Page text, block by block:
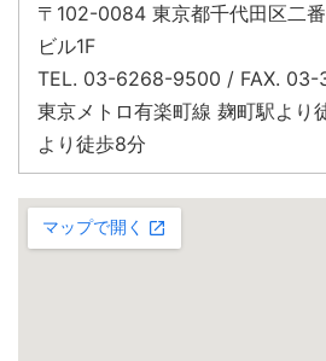
〒102-0084 東京都千代田区二
ビル1F
TEL. 03-6268-9500 / FAX. 03-
東京メトロ有楽町線 麹町駅より
より徒歩8分